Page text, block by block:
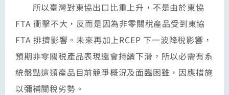
所以臺灣對東協出口比重上升，不是由於東協
FTA 衝擊不大，反而是因為非零關稅產品受到東協
FTA 排擠影響。未來再加上RCEP 下一波降稅影響，
預期非零關税產品表現還會持續下滑，所以必需有系
統盤點這類產品目前競爭概況及面臨困雖，因應措施
以彌補關稅劣勢。